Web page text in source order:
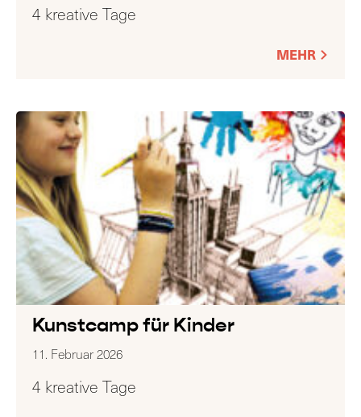
4 kreative Tage
MEHR
Kunstcamp für Kinder
11. Februar 2026
4 kreative Tage